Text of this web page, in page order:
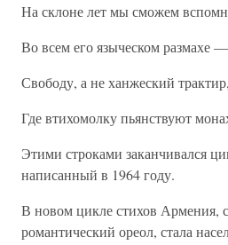
На склоне лет мы сможем
Во всем его языческом размахе —
Свободу, а не ханжеский трактир,
Где втихомолку пьянствуют
Этими строками заканчивался
написанный в 1964 году.
В новом цикле стихов Армения,
романтический ореол, стала